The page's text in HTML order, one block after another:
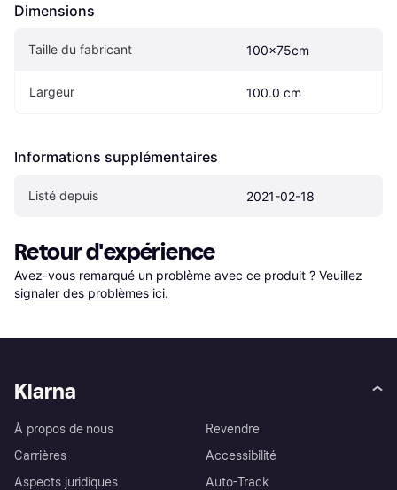
Dimensions
Taille du fabricant 100x75cm
Largeur 100.0 cm
Informations supplémentaires
Listé depuis 2021-02-18
Retour d'expérience
Avez-vous remarqué un problème avec ce produit ? Veuillez
signaler des problèmes ici.
Klarna
À propos de nous
Carrières
Aspects juridiques
Revendre
Accessibilité
Auto-Track